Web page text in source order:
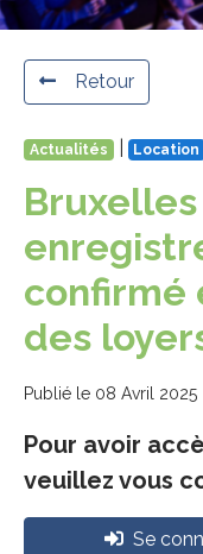
Retour
Actualités | Location
confirmé
des
Publié le 08 Avril 2025
Pour avoir
veuillez vous
Se